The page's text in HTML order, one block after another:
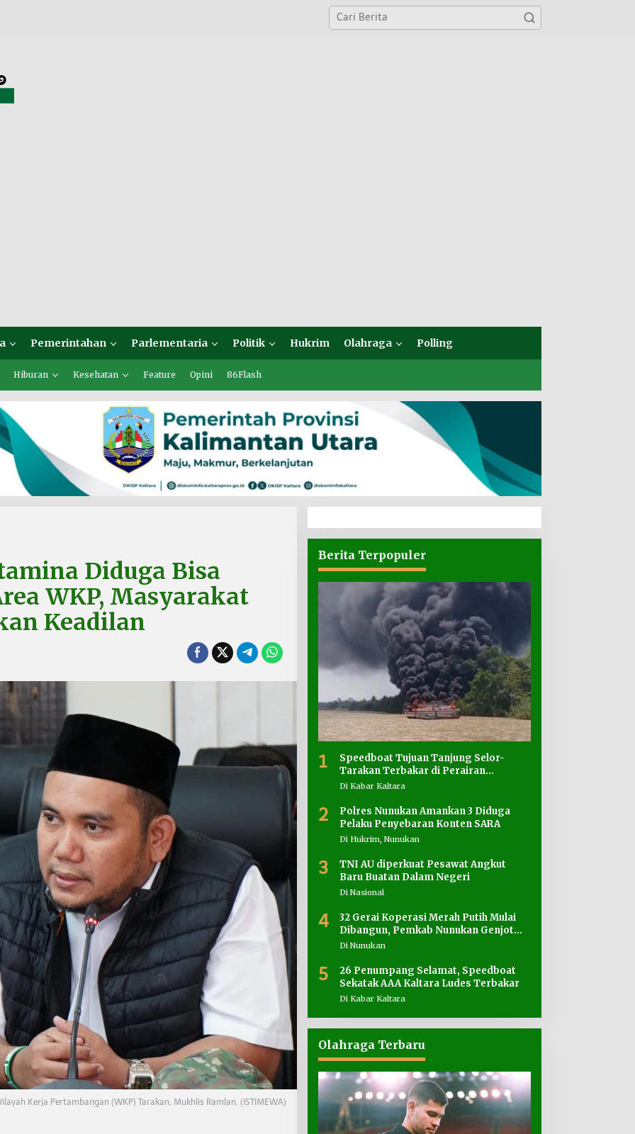
Pemerintahan Parlementaria Politik Hukrim Olahraga Polling
Hiburan Kesehatan Feature Opini 86Flash
Diduga Bisa
WKP, Masyarakat
Keadilan
Kerja Pertambangan (WKP) Tarakan, Mukhlis Ramlan. (ISTIMEWA)
Berita Terpopuler
1
Speedboat Tujuan Tanjung Selor-
Tarakan Terbakar di Perairan
Salimbatu
Di Kabar Kaltara
2
Polres Nunukan Amankan 3 Diduga
Pelaku Penyebaran Konten SARA
Di Hukrim, Nunukan
3
TNI AU diperkuat Pesawat Angkut
Baru Buatan Dalam Negeri
Di Nasional
4
32 Gerai Koperasi Merah Putih Mulai
Dibangun, Pemkab Nunukan Genjot
Penyediaan Lahan
Di Nunukan
5
26 Penumpang Selamat, Speedboat
Sekatak AAA Kaltara Ludes Terbakar
Di Kabar Kaltara
Olahraga Terbaru